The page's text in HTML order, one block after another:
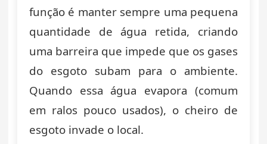
função é manter sempre uma pequena
quantidade de água retida, criando
uma barreira que impede que os gases
do esgoto subam para o ambiente.
Quando essa água evapora (comum
em ralos pouco usados), o cheiro de
esgoto invade o local.